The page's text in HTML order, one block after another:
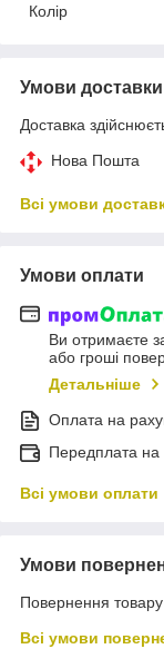
Колір
Умови доставки
Доставка
Нова Пошта
Всі умови
Умови оплати
Ви отримаєте
або гроші
Детальніше
Оплата на
Передплата на
Всі умови оплати
Умови
Повернення
Всі умови